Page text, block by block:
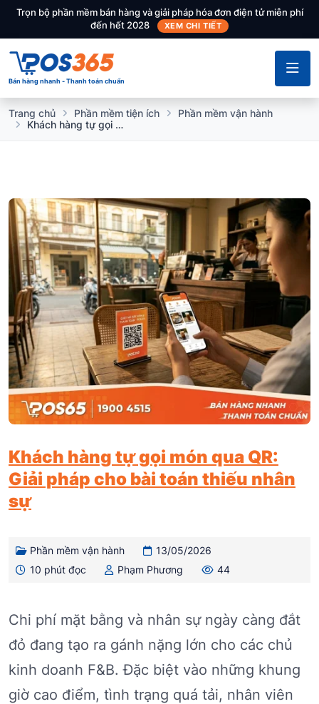
Trọn bộ phần mềm bán hàng và giải pháp hóa đơn điện tử miễn phí
đến hết 2028
XEM CHI TIẾT
Bán hàng nhanh - Thanh toán chuẩn
Trang chủ Phần mềm tiện ích
Phần mềm vận hành
Khách hàng tự gọi món qua QR: Giải pháp cho bài toán thiếu nhân sự
Khách hàng tự gọi món qua QR:
Giải pháp cho bài toán thiếu nhân
sự
Phần mềm vận hành
13/05/2026
10 phút đọc
Phạm Phương 44
Chi phí mặt bằng và nhân sự ngày càng đắt
đỏ đang tạo ra gánh nặng lớn cho các chủ
kinh doanh F&B. Đặc biệt vào những khung
giờ cao điểm, tình trạng quá tải, nhân viên